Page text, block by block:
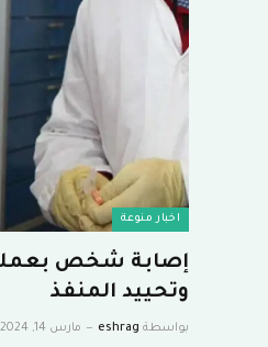
اخبار منوعة
إصابة شخص
وتحييد المنفذ
بواسطة eshrag مارس 14, 2024